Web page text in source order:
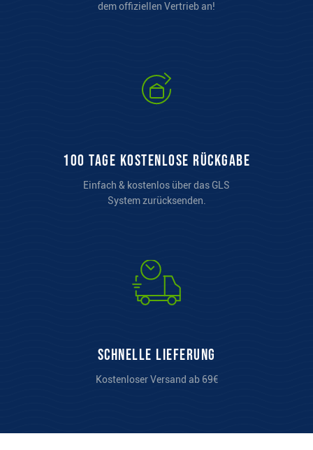
dem offiziellen Vertrieb an!
100 Tage kostenlose Rückgabe
Einfach & kostenlos über das GLS
System zurücksenden.
Schnelle Lieferung
Kostenloser Versand ab 69€